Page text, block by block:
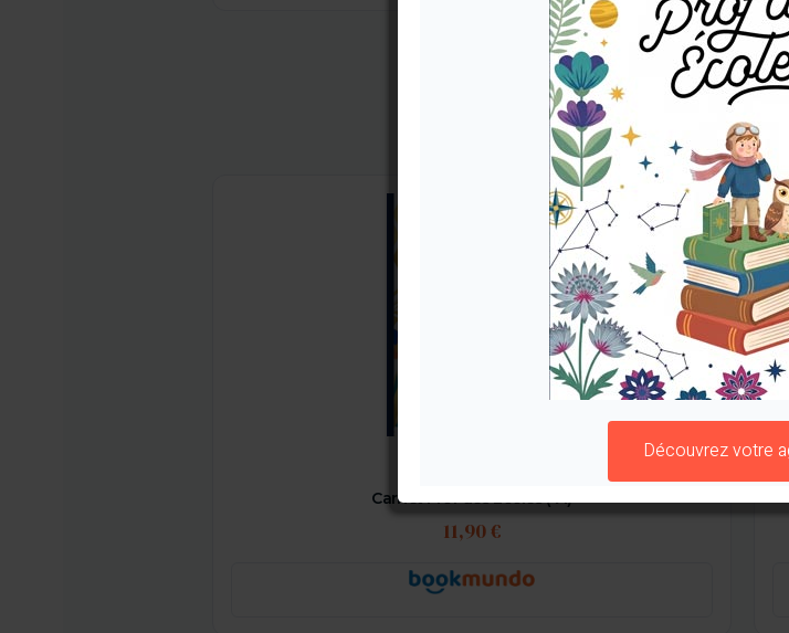
Découvrez également
Une alternative de couverture
Carnet Prof des Écoles (V1)
11,90 €
Découvrez votre